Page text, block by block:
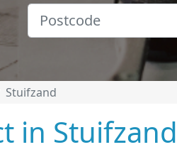
Stuifzand
in